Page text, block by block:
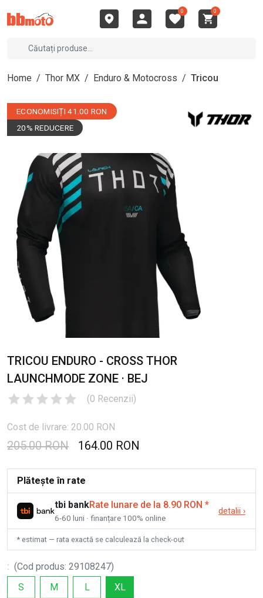
0 0
Home / Thor MX / Enduro & Motocross / Tricou
ECONOMISIȚI 41.00 RON
20% REDUCERE
TRICOU ENDURO - CROSS THOR
LAUNCHMODE ZONE · BEJ
(0 Recenzii)
Cost de livrare: 20.00 RON
205.00 RON 164.00 RON
Plătește în rate
tbi bankRate lunare de la 8.90 RON *
6-60 luni · finanțare 100% online
detalii ›
* estimat — rata exactă se calculează la check-out
: (Cod produs: 29108247)
S
M L XL